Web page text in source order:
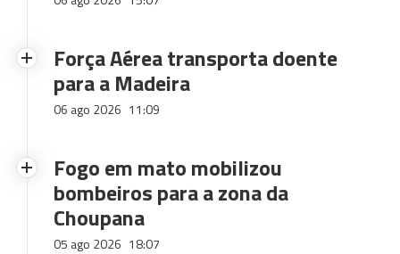
Força Aérea transporta doente
para a Madeira
06 ago 2026 11:09
Fogo em mato mobilizou
bombeiros para a zona da
Choupana
05 ago 2026 18:07